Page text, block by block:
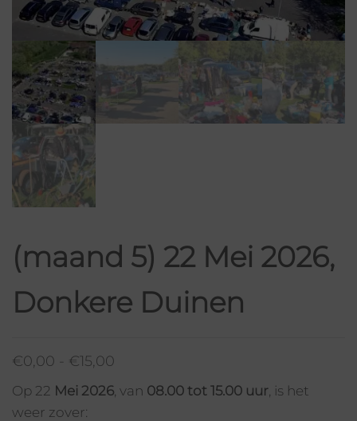
(maand 5) 22 Mei 2026,
Donkere Duinen
€0,00 - €15,00
Op 22 Mei 2026 , van 08.00 tot 15.00 uur , is het
weer zover: